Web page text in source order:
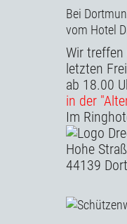
Bei
vom Hotel
Wir treffen
letzten
ab 18.00
in der
Im
Hohe
44139